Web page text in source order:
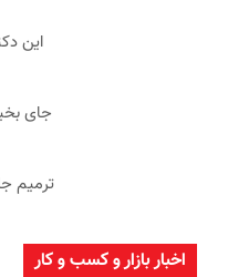
این
اخبار بازار و کسب و کار